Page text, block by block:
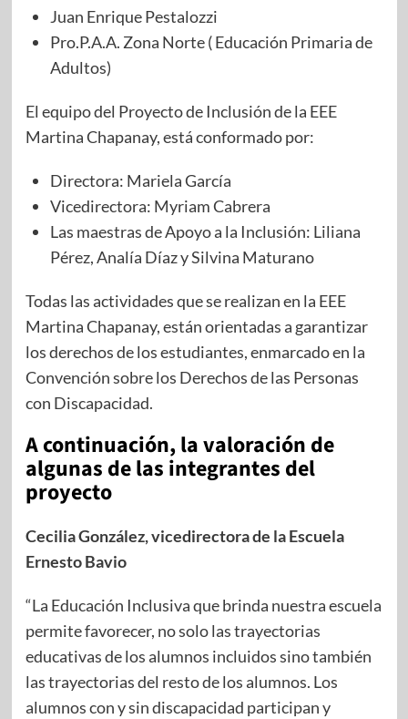
Juan Enrique Pestalozzi
Pro.P.A.A. Zona Norte ( Educación Primaria de
Adultos)
El equipo del Proyecto de Inclusión de la EEE
Martina Chapanay, está conformado por:
Directora: Mariela García
Vicedirectora: Myriam Cabrera
Las maestras de Apoyo a la Inclusión: Liliana
Pérez, Analía Díaz y Silvina Maturano
Todas las actividades que se realizan en la EEE
Martina Chapanay, están orientadas a garantizar
los derechos de los estudiantes, enmarcado en la
Convención sobre los Derechos de las Personas
con Discapacidad.
A continuación, la valoración de
algunas de las integrantes del
proyecto
Cecilia González, vicedirectora de la Escuela
Ernesto Bavio
“La Educación Inclusiva que brinda nuestra escuela
permite favorecer, no solo las trayectorias
educativas de los alumnos incluidos sino también
las trayectorias del resto de los alumnos. Los
alumnos con y sin discapacidad participan y